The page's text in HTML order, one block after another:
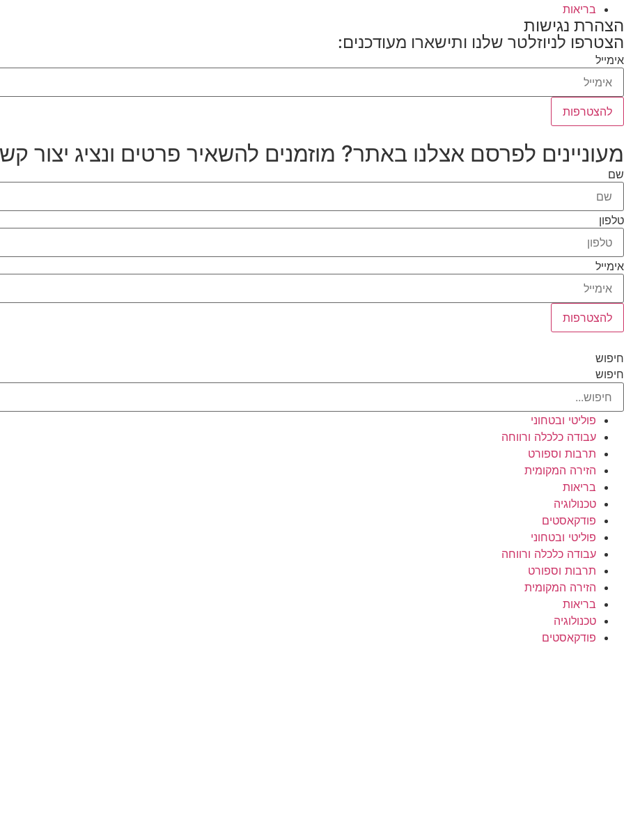
בריאות
הצהרת נגישות
הצטרפו לניוזלטר שלנו ותישארו מעודכנים:
אימייל
להצטרפות
מעוניינים לפרסם אצלנו באתר? מוזמנים להשאיר פרטים ונציג יצור
שם
טלפון
אימייל
להצטרפות
חיפוש
חיפוש
פוליטי ובטחוני
עבודה כלכלה ורווחה
תרבות וספורט
הזירה המקומית
בריאות
טכנולוגיה
פודקאסטים
פוליטי ובטחוני
עבודה כלכלה ורווחה
תרבות וספורט
הזירה המקומית
בריאות
טכנולוגיה
פודקאסטים